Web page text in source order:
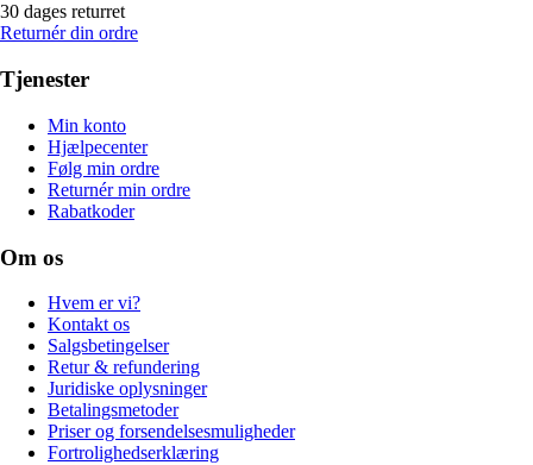
30 dages returret
Returnér din ordre
Tjenester
Min konto
Hjælpecenter
Følg min ordre
Returnér min ordre
Rabatkoder
Om os
Hvem er vi?
Kontakt os
Salgsbetingelser
Retur & refundering
Juridiske oplysninger
Betalingsmetoder
Priser og forsendelsesmuligheder
Fortrolighedserklæring